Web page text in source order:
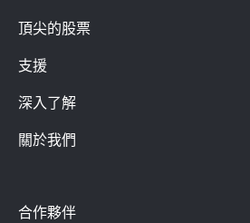
頂尖的股票
支援
深入了解
關於我們
合作夥伴